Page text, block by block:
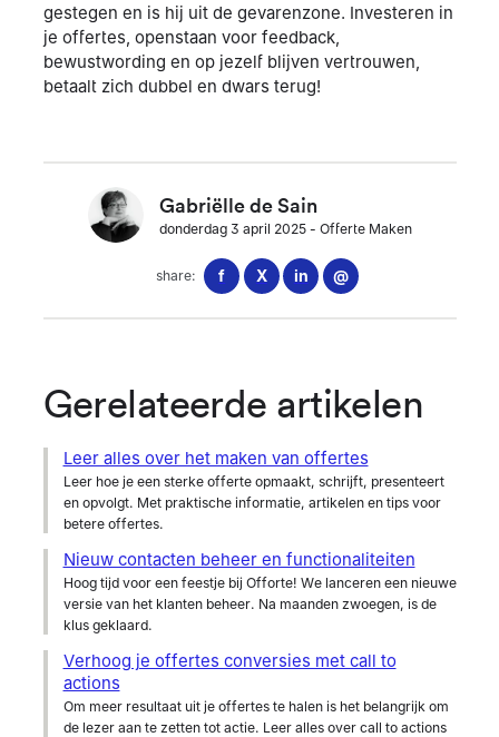
gestegen en is hij uit de gevarenzone. Investeren in
je offertes, openstaan voor feedback,
bewustwording en op jezelf blijven vertrouwen,
betaalt zich dubbel en dwars terug!
Gabriëlle de Sain
donderdag 3 april 2025- Offerte Maken
share: f X in @
Gerelateerde artikelen
Leer alles over het maken van offertes
Leer hoe je een sterke offerte opmaakt, schrijft, presenteert
en opvolgt. Met praktische informatie, artikelen en tips voor
betere offertes.
Nieuw contacten beheer en functionaliteiten
Hoog tijd voor een feestje bij Offorte! We lanceren een nieuwe
versie van het klanten beheer. Na maanden zwoegen, is de
klus geklaard.
Verhoog je offertes conversies met call to
actions
Om meer resultaat uit je offertes te halen is het belangrijk om
de lezer aan te zetten tot actie. Leer alles over call to actions